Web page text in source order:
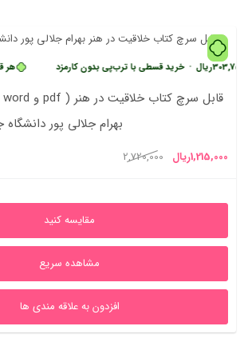
هر قسط ریال • خرید قسطی با ترب‌پی بدون کارمزد
بهرام جلالی پور
2,720,000
قیمت
2,720,000ریال
1,215,000ریال
1,215,000ریال
مقایسه کنید
مشاهده سریع
افزدون به علاقه مندی ها